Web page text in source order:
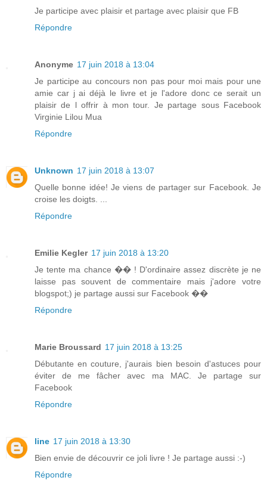
Je participe avec plaisir et partage avec plaisir que FB
Répondre
Anonyme 17 juin 2018 à 13:04
Je participe au concours non pas pour moi mais pour une
amie car j ai déjà le livre et je l'adore donc ce serait un
plaisir de l offrir à mon tour. Je partage sous Facebook
Virginie Lilou Mua
Répondre
Unknown 17 juin 2018 à 13:07
Quelle bonne idée! Je viens de partager sur Facebook. Je
croise les doigts. ...
Répondre
Emilie Kegler 17 juin 2018 à 13:20
Je tente ma chance �� ! D'ordinaire assez discrète je ne
laisse pas souvent de commentaire mais j'adore votre
blogspot;) je partage aussi sur Facebook ��
Répondre
Marie Broussard 17 juin 2018 à 13:25
Débutante en couture, j'aurais bien besoin d'astuces pour
éviter de me fâcher avec ma MAC. Je partage sur
Facebook
Répondre
line 17 juin 2018 à 13:30
Bien envie de découvrir ce joli livre ! Je partage aussi :-)
Répondre